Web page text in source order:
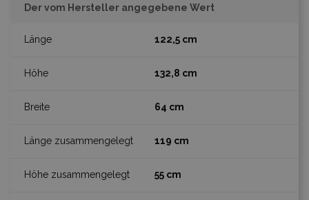
Der vom Hersteller angegebene Wert
122,5 cm
132,8 cm
64 cm
119 cm
55 cm